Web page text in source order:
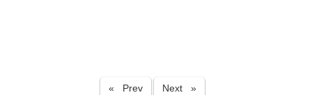
« PrevPreviousNext »Next